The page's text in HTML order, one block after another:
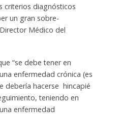
criterios diagnósticos
un gran sobre-
Médico del
“se debe tener en
enfermedad crónica (es
debería hacerse hincapié
teniendo en
enfermedad